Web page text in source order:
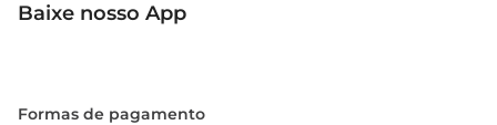
Baixe nosso App
Formas de pagamento